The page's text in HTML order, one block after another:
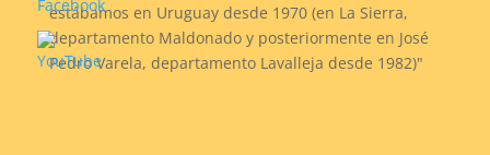
estábamos en Uruguay desde 1970 (en La Sierra,
departamento Maldonado y posteriormente en José
Pedro Varela, departamento Lavalleja desde 1982)"